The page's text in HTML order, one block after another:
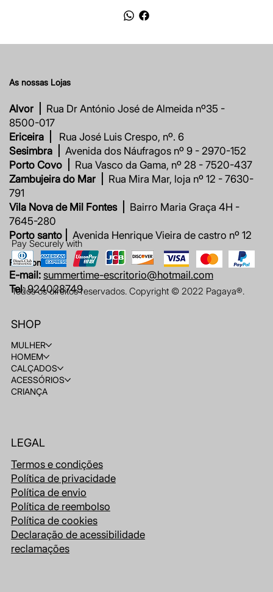
As nossas Lojas
Alvor |
Rua Dr António José de Almeida nº35 -
8500-017
Ericeira |
Rua José Luis Crespo, nº. 6
Sesimbra |
Avenida dos Náufragos nº 9 - 2970-152
Porto Covo |
Rua Vasco da Gama, nº 28 - 7520-437
Zambujeira do Mar |
Rua Mira Mar, loja nº 12 - 7630-
791
Vila Nova de Mil Fontes |
Bairro Maria Graça 4H -
7645-280
Porto santo |
Avenida Henrique Vieira de castro nº 12
Fale connosco
E-mail: summertime-escritorio@hotmail.com
Tel: 924028749
Pay Securely with
Todos os direitos reservados. Copyright © 2022 Pagaya®.
SHOP
MULHER
HOMEM
CALÇADOS
ACESSÓRIOS
CRIANÇA
LEGAL
Termos e condições
Política de privacidade
Política de envio
Política de reembolso
Política de cookies
Declaração de acessibilidade
reclamações